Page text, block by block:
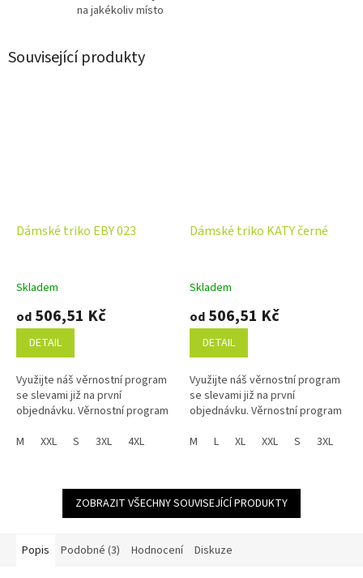
na jakékoliv místo
Související produkty
Dámské triko EBY 023
Skladem
od 506,51 Kč
DETAIL
Využijte náš věrnostní program
se slevami již na první
objednávku. Věrnostní program
M
XXL S 3XL 4XL
Dámské triko KATY černé
Skladem
od 506,51 Kč
DETAIL
Využijte náš věrnostní program
se slevami již na první
objednávku. Věrnostní program
M
L XL XXL S 3XL
ZOBRAZIT VŠECHNY SOUVISEJÍCÍ PRODUKTY
Popis Podobné (3) Hodnocení Diskuze